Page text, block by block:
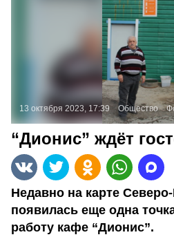
13 октября 2023, 17:39 Общество
“Дионис” ждёт
Недавно на карте
появилась еще одна
работу кафе “Дионис”.